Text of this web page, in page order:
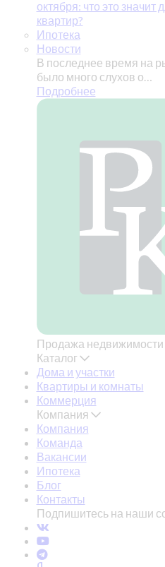
октября: что это значит
квартир?
Ипотека
Новости
В последнее время на
было много слухов о…
Подробнее
Продажа недвижимости
Каталог
Дома и участки
Квартиры и комнаты
Коммерция
Компания
Компания
Команда
Вакансии
Ипотека
Блог
Контакты
Подпишитесь на наши